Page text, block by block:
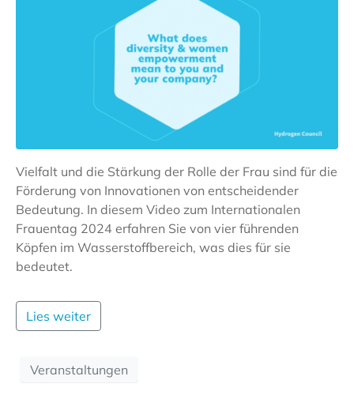
Vielfalt und die Stärkung der Rolle der Frau sind für die
Förderung von Innovationen von entscheidender
Bedeutung. In diesem Video zum Internationalen
Frauentag 2024 erfahren Sie von vier führenden
Köpfen im Wasserstoffbereich, was dies für sie
bedeutet.
Lies weiter
Veranstaltungen